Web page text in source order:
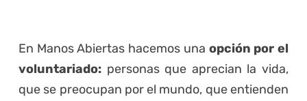
En Manos Abiertas hacemos una opción por el
voluntariado: personas que aprecian la vida,
que se preocupan por el mundo, que entienden